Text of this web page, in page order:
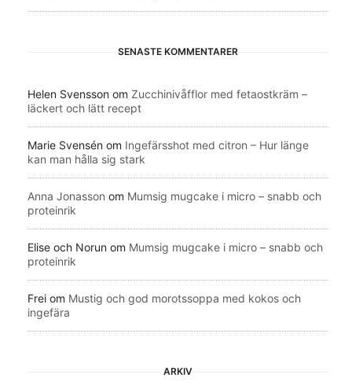
SENASTE KOMMENTARER
Helen Svensson om Zucchinivåfflor med fetaostkräm –
läckert och lätt recept
Marie Svensén om Ingefärsshot med citron – Hur länge
kan man hålla sig stark
Anna Jonasson om Mumsig mugcake i micro – snabb och
proteinrik
Elise och Norun om Mumsig mugcake i micro – snabb och
proteinrik
Frei om Mustig och god morotssoppa med kokos och
ingefära
ARKIV